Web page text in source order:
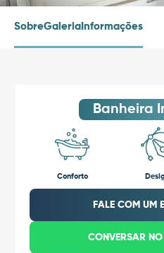
SobreGaleria Informações
Banheira
Conforto
FALE COM UM
CONVERSAR